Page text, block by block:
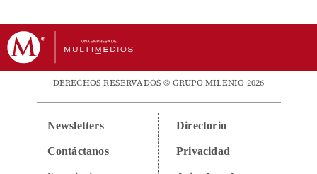
DERECHOS RESERVADOS © GRUPO MILENIO 2026
Newsletters
Contáctanos
Directorio
Privacidad